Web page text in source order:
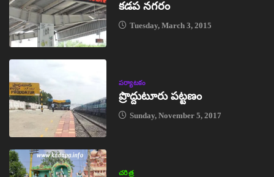
కడప నగరం
Tuesday, March 3, 2015
పర్యాటకం
ప్రొద్దుటూరు పట్టణం
Sunday, November 5, 2017
చరిత్ర